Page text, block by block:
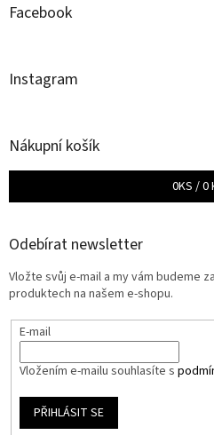
Facebook
Instagram
Nákupní košík
0KS /0
Odebírat newsletter
Vložte svůj e-mail a my vám budeme
produktech na našem e-shopu.
E-mail
Vložením e-mailu souhlasíte s
PŘIHLÁSIT SE